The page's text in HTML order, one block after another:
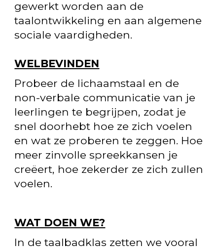
gewerkt worden aan de
taalontwikkeling en aan algemene
sociale vaardigheden.
WELBEVINDEN
Probeer de lichaamstaal en de
non-verbale communicatie van je
leerlingen te begrijpen, zodat je
snel doorhebt hoe ze zich voelen
en wat ze proberen te zeggen. Hoe
meer zinvolle spreekkansen je
creëert, hoe zekerder ze zich zullen
voelen.
WAT DOEN WE?
In de taalbadklas zetten we vooral